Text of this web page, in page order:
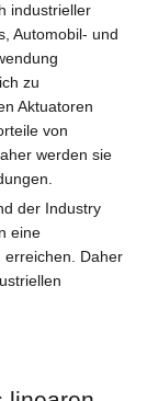
industrieller
Automobil- und
zu
Aktuatoren
von
werden sie
der Industry
eine
erreichen. Daher